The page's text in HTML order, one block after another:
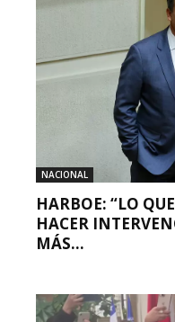
NACIONAL
HARBOE: “LO
HACER
MÁS...